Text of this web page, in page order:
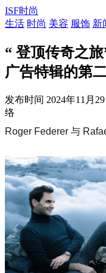
ISF时尚
生活 时尚 美容 服饰 新
“ 登顶传奇之
广告特辑的第
发布时间 2024年11月
络
Roger Federer 与